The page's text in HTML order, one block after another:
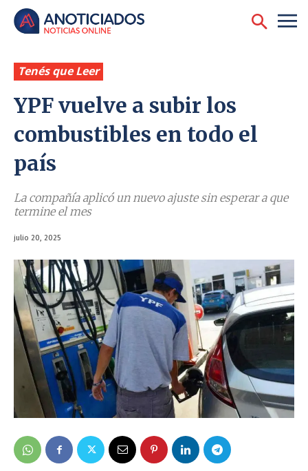
Tenés que Leer
YPF vuelve a subir los
combustibles en todo el
país
La compañía aplicó un nuevo ajuste sin esperar a que
termine el mes
julio 20, 2025